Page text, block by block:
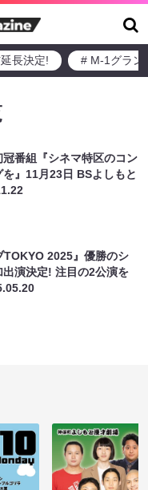
長決定! # M-1グラン
番組『シネマ特区のコン
を』11月23日 BSよしもと
TOKYO 2025』優勝のシ
出演決定! 注目の2公演を